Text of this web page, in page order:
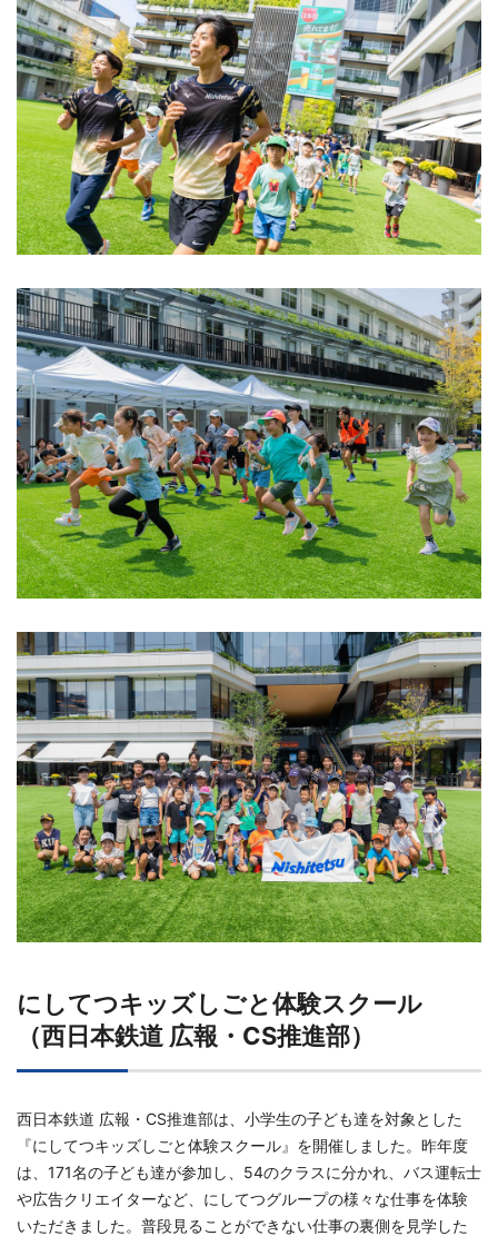
にしてつキッズしごと体験スクール
（西日本鉄道 広報・CS推進部）
西日本鉄道 広報・CS推進部は、小学生の子ども達を対象とした
『にしてつキッズしごと体験スクール』を開催しました。昨年度
は、171名の子ども達が参加し、54のクラスに分かれ、バス運転士
や広告クリエイターなど、にしてつグループの様々な仕事を体験
いただきました。普段見ることができない仕事の裏側を見学した